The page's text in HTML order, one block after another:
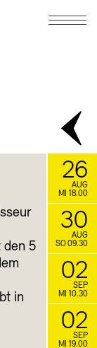
mit
INSTAGRAM
den 5
in
26
AUG
MI 18.00
30
AUG
SO 09.30
02
SEP
MI 10.30
02
SEP
MI 19.00